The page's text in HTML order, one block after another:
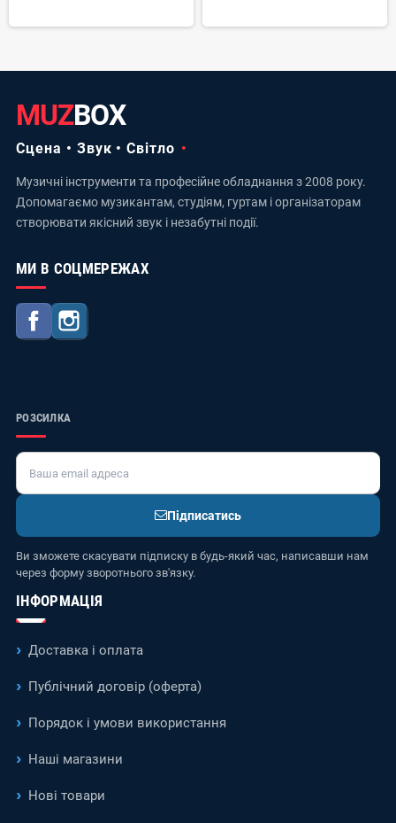
MUZBOX
Сцена • Звук • Світло
Музичні інструменти та професійне обладнання з 2008 року.
Допомагаємо музикантам, студіям, гуртам і організаторам
створювати якісний звук і незабутні події.
МИ В СОЦМЕРЕЖАХ
Facebook
РОЗСИЛКА
Підписатись
Ви зможете скасувати підписку в будь-який час, написавши нам
через форму зворотнього зв'язку.
ІНФОРМАЦІЯ
Доставка і оплата
Публічний договір (оферта)
Порядок і умови використання
Наші магазини
Нові товари